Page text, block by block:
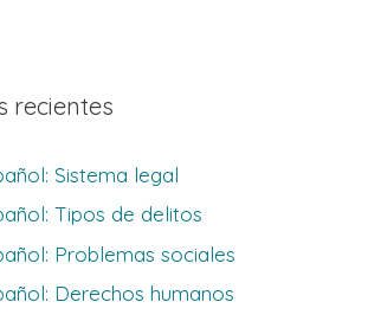
recientes
Sistema legal
Tipos de delitos
Problemas sociales
Derechos humanos